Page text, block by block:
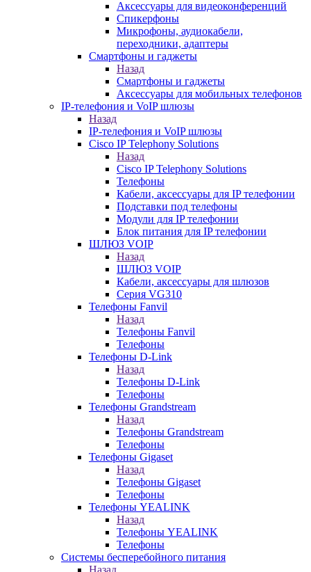
Аксессуары для видеоконференций
Спикерфоны
Микрофоны, аудиокабели,
переходники, адаптеры
Смартфоны и гаджеты
Назад
Смартфоны и гаджеты
Аксессуары для мобильных телефонов
IP-телефония и VoIP шлюзы
Назад
IP-телефония и VoIP шлюзы
Cisco IP Telephony Solutions
Назад
Cisco IP Telephony Solutions
Телефоны
Кабели, аксессуары для IP телефонии
Подставки под телефоны
Модули для IP телефонии
Блок питания для IP телефонии
ШЛЮЗ VOIP
Назад
ШЛЮЗ VOIP
Кабели, аксессуары для шлюзов
Серия VG310
Телефоны Fanvil
Назад
Телефоны Fanvil
Телефоны
Телефоны D-Link
Назад
Телефоны D-Link
Телефоны
Телефоны Grandstream
Назад
Телефоны Grandstream
Телефоны
Телефоны Gigaset
Назад
Телефоны Gigaset
Телефоны
Телефоны YEALINK
Назад
Телефоны YEALINK
Телефоны
Системы бесперебойного питания
Назад